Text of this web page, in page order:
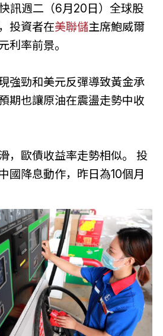
訊週二（6月20日）全球股
投資者在美聯儲主席鮑威爾
利率前景。
強勁和美元反彈導致黃金承
期也讓原油在震盪走勢中收
，歐債收益率走勢相似。 投
國降息動作，昨日為10個月